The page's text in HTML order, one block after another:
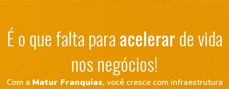
É o que falta paraacelerarde vida
nos negócios!
Com a Matur Franquias, você cresce com infraestrutura